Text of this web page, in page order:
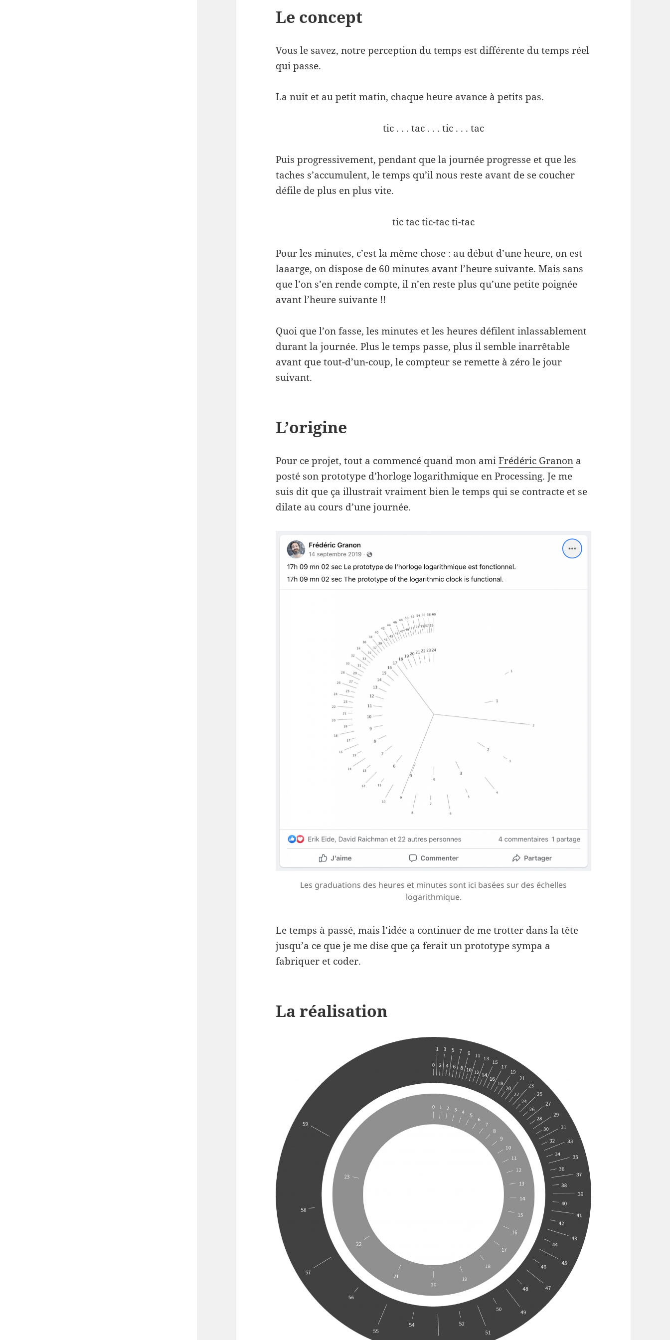
Le concept
Vous le savez, notre perception du temps est différente du temps réel
qui passe.
La nuit et au petit matin, chaque heure avance à petits pas.
tic . . . tac . . . tic . . . tac
Puis progressivement, pendant que la journée progresse et que les
taches s’accumulent, le temps qu’il nous reste avant de se coucher
défile de plus en plus vite.
tic tac tic-tac ti-tac
Pour les minutes, c’est la même chose : au début d’une heure, on est
laaarge, on dispose de 60 minutes avant l’heure suivante. Mais sans
que l’on s’en rende compte, il n’en reste plus qu’une petite poignée
avant l’heure suivante !!
Quoi que l’on fasse, les minutes et les heures défilent inlassablement
durant la journée. Plus le temps passe, plus il semble inarrêtable
avant que tout-d’un-coup, le compteur se remette à zéro le jour
suivant.
L’origine
Pour ce projet, tout a commencé quand mon amiFrédéric Granon a
posté son prototype d’horloge logarithmique en Processing. Je me
suis dit que ça illustrait vraiment bien le temps qui se contracte et se
dilate au cours d’une journée.
Les graduations des heures et minutes sont ici basées sur des échelles
logarithmique.
Le temps à passé, mais l’idée a continuer de me trotter dans la tête
jusqu’a ce que je me dise que ça ferait un prototype sympa a
fabriquer et coder.
La réalisation